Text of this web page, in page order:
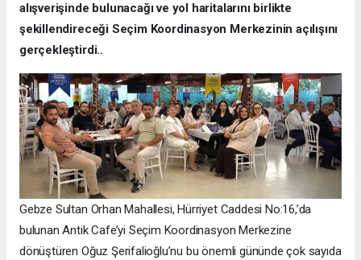
alışverişinde bulunacağı ve yol haritalarını birlikte
şekillendireceği Seçim Koordinasyon Merkezinin açılışını
gerçekleştirdi..
Gebze Sultan Orhan Mahallesi, Hürriyet Caddesi No:16,’da
bulunan Antik Cafe’yi Seçim Koordinasyon Merkezine
dönüştüren Oğuz Şerifalioğlu’nu bu önemli gününde çok sayıda